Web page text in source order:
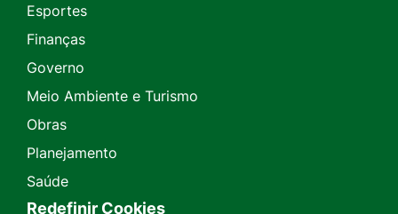
Esportes
Finanças
Governo
Meio Ambiente e Turismo
Obras
Planejamento
Saúde
Redefinir Cookies